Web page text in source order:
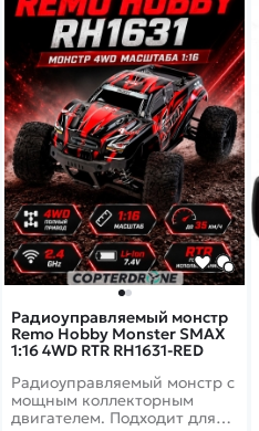
Радиоуправляемый монстр
Remo Hobby Monster SMAX
1:16 4WD RTR RH1631-RED
Радиоуправляемый монстр с
мощным коллекторным
двигателем. Подходит для